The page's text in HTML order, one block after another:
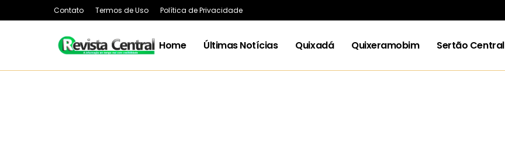
Contato Termos de Uso Política de Privacidade
Home Últimas Notícias Quixadá Quixeramobim Sertão Central